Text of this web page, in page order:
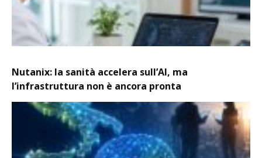
Nutanix: la sanità accelera sull’AI, ma
l’infrastruttura non è ancora pronta